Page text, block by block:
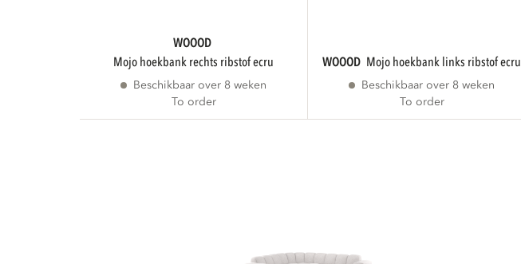
WOOOD
mojo hoekbank rechts ribstof ecru
Beschikbaar over 8 weken
To order
WOOOD mojo hoekbank links ribstof ecru
Beschikbaar over 8 weken
To order